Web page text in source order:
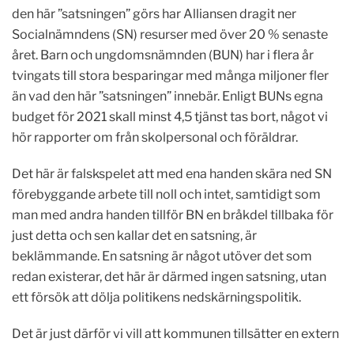
den här ”satsningen” görs har Alliansen dragit ner
Socialnämndens (SN) resurser med över 20 % senaste
året. Barn och ungdomsnämnden (BUN) har i flera år
tvingats till stora besparingar med många miljoner fler
än vad den här ”satsningen” innebär. Enligt BUNs egna
budget för 2021 skall minst 4,5 tjänst tas bort, något vi
hör rapporter om från skolpersonal och föräldrar.
Det här är falskspelet att med ena handen skära ned SN
förebyggande arbete till noll och intet, samtidigt som
man med andra handen tillför BN en bråkdel tillbaka för
just detta och sen kallar det en satsning, är
beklämmande. En satsning är något utöver det som
redan existerar, det här är därmed ingen satsning, utan
ett försök att dölja politikens nedskärningspolitik.
Det är just därför vi vill att kommunen tillsätter en extern